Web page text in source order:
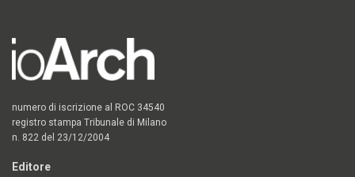
numero di iscrizione al ROC 34540
registro stampa Tribunale di Milano
n. 822 del 23/12/2004
Editore